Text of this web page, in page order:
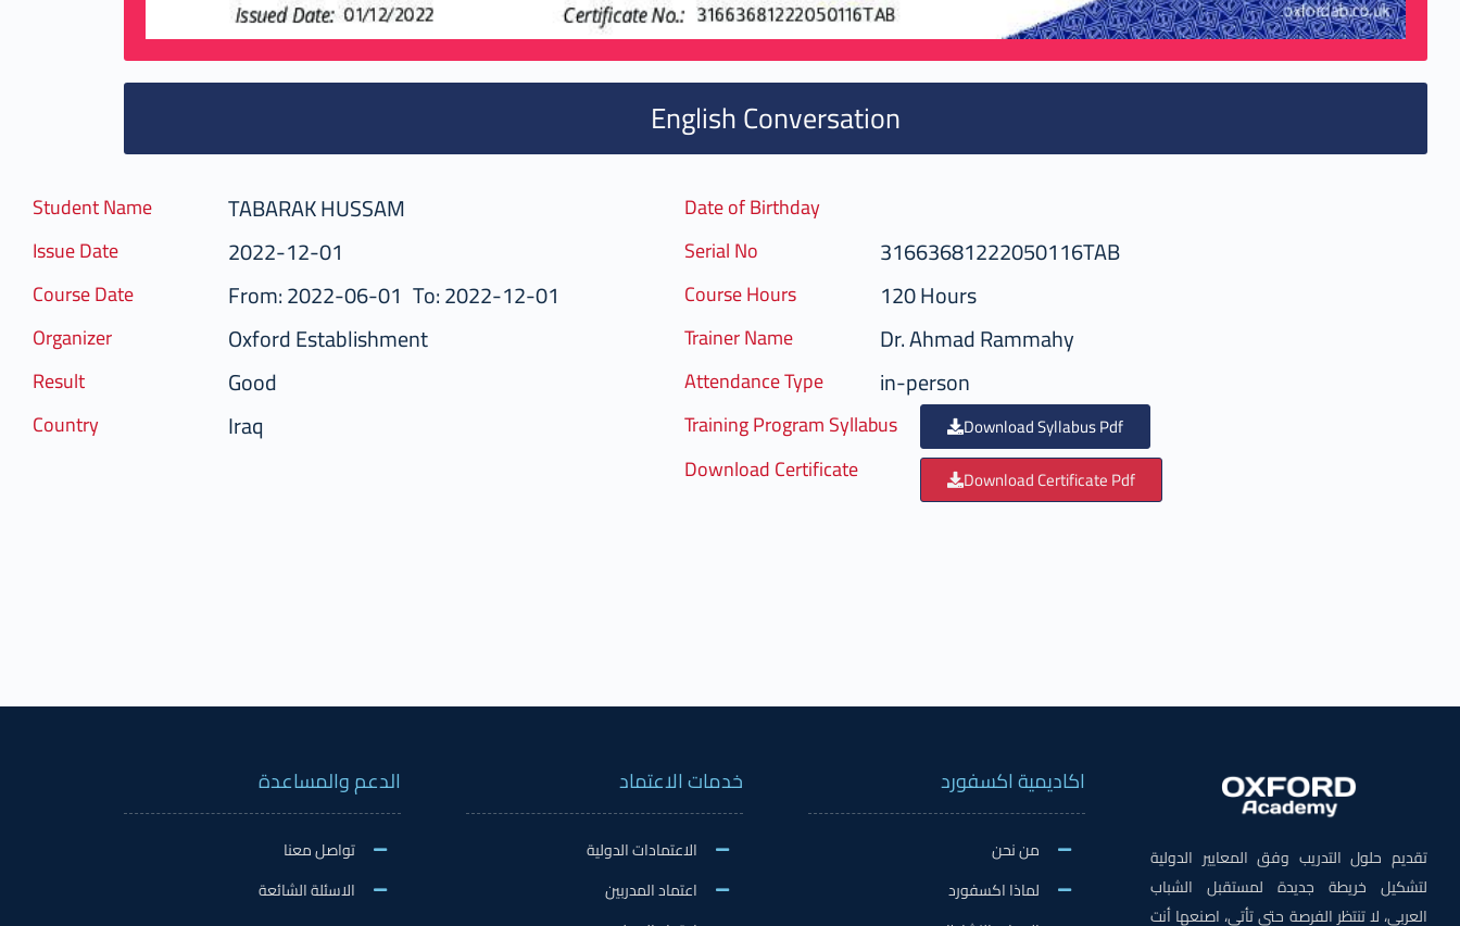
English Conversation
Student Name TABARAK HUSSAM
Date of Birthday
Issue Date
2022-12-01 Serial No 31663681222050116TAB
Course Date From: 2022-06-01 To: 2022-12-01 Course Hours 120 Hours
Organizer Oxford Establishment Trainer Name Dr. Ahmad Rammahy
Result Good Attendance Type in-person
Country Iraq Training Program Syllabus Download Syllabus Pdf
Download Certificate Download Certificate Pdf
تقديم حلول التدريب وفق المعايير الدولية
لتشكيل خريطة جديدة لمستقبل الشباب
العربي، لا تنتظر الفرصة حتى تأتي، اصنعها أنت
اكاديمية اكسفورد
من نحن
لماذا اكسفورد
خدمات الاعتماد
الاعتمادات الدولية
اعتماد المدربين
الدعم والمساعدة
تواصل معنا
الاسئلة الشائعة